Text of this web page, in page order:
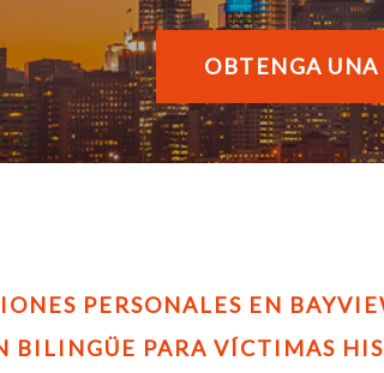
LESIONES DE
TRABAJADORES
RECLAMOS CONTRA
OBTENGA
PERSONALES EN
BILINGÜE PARA VÍCTIMAS